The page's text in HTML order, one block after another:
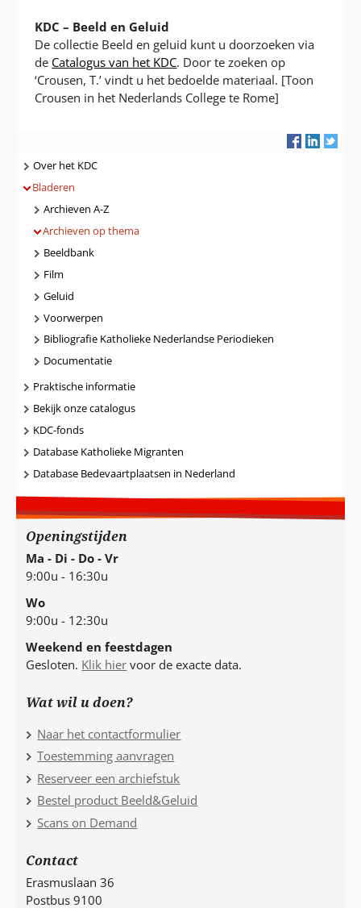
KDC – Beeld en Geluid
De collectie Beeld en geluid kunt u doorzoeken via
de Catalogus van het KDC. Door te zoeken op
‘Crousen, T.’ vindt u het bedoelde materiaal. [Toon
Crousen in het Nederlands College te Rome]
Navigatie
Over het KDC
Bladeren
Archieven A-Z
Archieven op thema
Beeldbank
Film
Geluid
Voorwerpen
Bibliografie Katholieke Nederlandse Periodieken
Documentatie
Praktische informatie
Bekijk onze catalogus
KDC-fonds
Database Katholieke Migranten
Database Bedevaartplaatsen in Nederland
Openingstijden
Ma - Di - Do - Vr
9:00u - 16:30u
Wo
9:00u - 12:30u
Weekend en feestdagen
Gesloten. Klik hier voor de exacte data.
Wat wil u doen?
Naar het contactformulier
Toestemming aanvragen
Reserveer een archiefstuk
Bestel product Beeld&Geluid
Scans on Demand
Contact
Erasmuslaan 36
Postbus 9100